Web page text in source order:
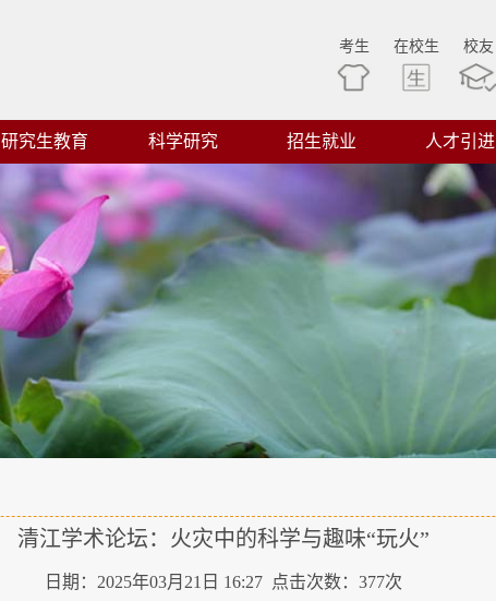
考生 在校生 校友
研究生教育 科学研究 招生就业 人才引进
清江学术论坛：火灾中的科学与趣味“玩火”
日期：2025年03月21日 16:27 点击次数： 377次